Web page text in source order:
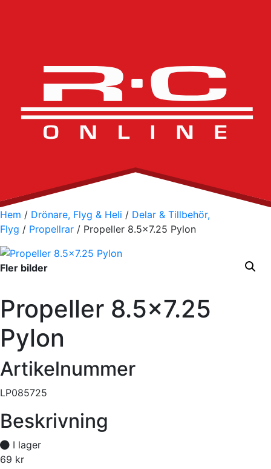
Hem / Drönare, Flyg & Heli / Delar & Tillbehör,
Flyg / Propellrar / Propeller 8.5×7.25 Pylon
Fler bilder
Propeller 8.5×7.25
Pylon
Artikelnummer
LP085725
Beskrivning
I lager
69 kr